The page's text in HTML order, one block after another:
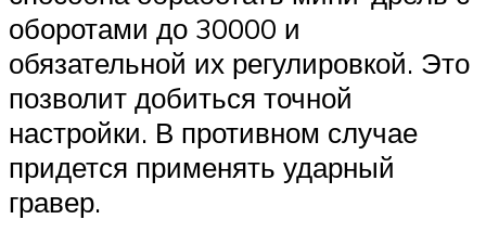
оборотами до 30000 и
обязательной их регулировкой. Это
позволит добиться точной
настройки. В противном случае
придется применять ударный
гравер.